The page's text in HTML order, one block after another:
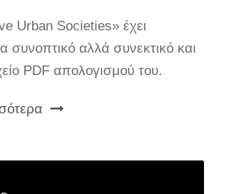
Urban Societies» έχει
συνοπτικό αλλά συνεκτικό και
PDF απολογισμού του.